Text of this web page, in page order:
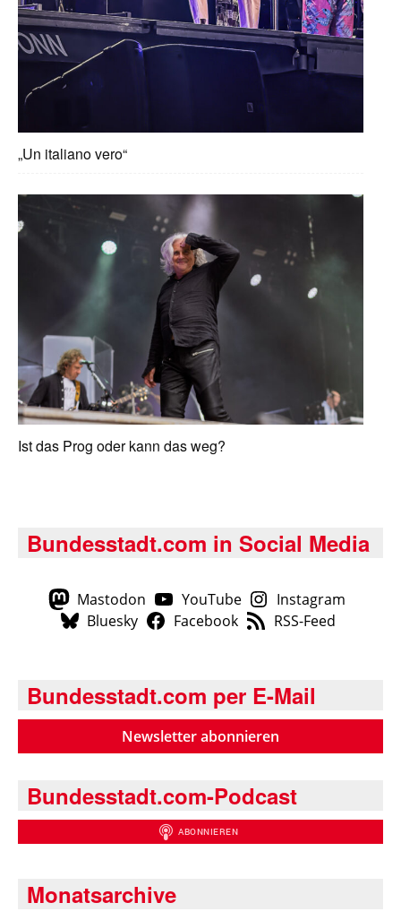
„Un italiano vero“
Ist das Prog oder kann das weg?
Bundesstadt.com in Social Media
Mastodon YouTube
Instagram
Bluesky
Facebook RSS-Feed
Bundesstadt.com per E-Mail
Newsletter abonnieren
Bundesstadt.com-Podcast
Monatsarchive